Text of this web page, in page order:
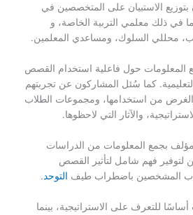
الاستبيان على المتخصصين في
في ذلك معلمي التربية الخاصة، و
محللي السلوك، ومساعدي المعلمين.
المعلومات حول فاعلية استخدام القصص
كما سُئل المشاركون عن تجربتهم
من استخدامها، ومجموعات الطلاب
والآثار التي لاحظوها.
بجمع المعلومات من الدراسات
لتوفير فهم شامل لتأثير القصص
المشخصين باضطراب طيف التوحد.
للتعرف على الاستراتيجية، بينما